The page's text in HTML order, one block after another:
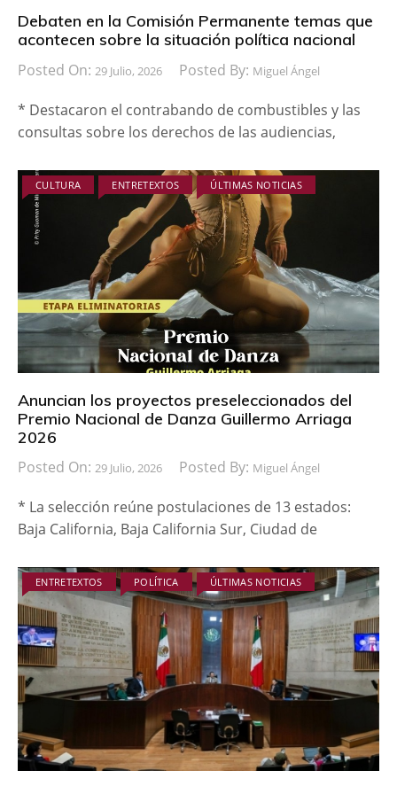
Debaten en la Comisión Permanente temas que
acontecen sobre la situación política nacional
Posted On: 29 Julio, 2026 Posted By: Miguel Ángel
* Destacaron el contrabando de combustibles y las
consultas sobre los derechos de las audiencias,
CULTURA ENTRETEXTOS ÚLTIMAS NOTICIAS
Anuncian los proyectos preseleccionados del
Premio Nacional de Danza Guillermo Arriaga
2026
Posted On: 29 Julio, 2026 Posted By: Miguel Ángel
* La selección reúne postulaciones de 13 estados:
Baja California, Baja California Sur, Ciudad de
ENTRETEXTOS POLÍTICA ÚLTIMAS NOTICIAS